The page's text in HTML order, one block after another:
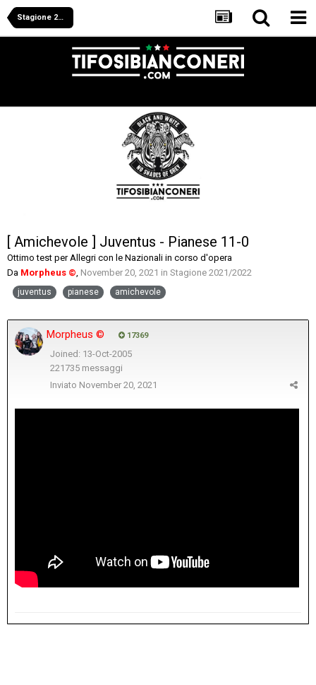
Stagione 2021/2022
[ Amichevole ] Juventus - Pianese 11-0
Ottimo test per Allegri con le Nazionali in corso d'opera
Da Morpheus ©, November 20, 2021 in Stagione 2021/2022
juventus pianese amichevole
Morpheus © 17369
Joined: 13-Oct-2005
221735 messaggi
Inviato November 20, 2021